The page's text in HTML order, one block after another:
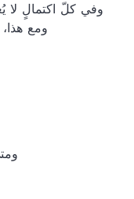
وفي كلّ اكتمالٍ لا
ومع هذا،